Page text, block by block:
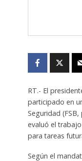
RT.- El
participado en
Seguridad
evaluó el
para tareas
Según el